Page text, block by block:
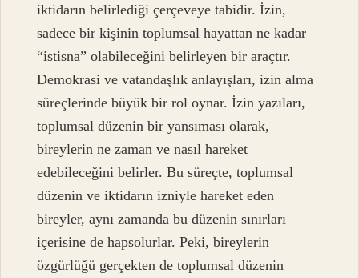
iktidarın belirlediği çerçeveye tabidir. İzin,
sadece bir kişinin toplumsal hayattan ne kadar
“istisna” olabileceğini belirleyen bir araçtır.
Demokrasi ve vatandaşlık anlayışları, izin alma
süreçlerinde büyük bir rol oynar. İzin yazıları,
toplumsal düzenin bir yansıması olarak,
bireylerin ne zaman ve nasıl hareket
edebileceğini belirler. Bu süreçte, toplumsal
düzenin ve iktidarın izniyle hareket eden
bireyler, aynı zamanda bu düzenin sınırları
içerisine de hapsolurlar. Peki, bireylerin
özgürlüğü gerçekten de toplumsal düzenin